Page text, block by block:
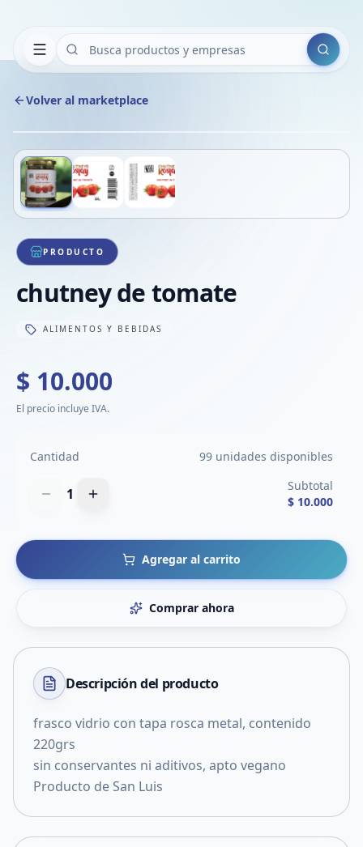
Buscar
Volver al marketplace
1/3
PRODUCTO
chutney de tomate
ALIMENTOS Y BEBIDAS
$ 10.000
El precio incluye IVA.
Cantidad 99 unidades disponibles
1
Subtotal
$ 10.000
Agregar al carrito
Comprar ahora
Descripción del producto
frasco vidrio con tapa rosca metal, contenido
220grs
sin conservantes ni aditivos, apto vegano
Producto de San Luis